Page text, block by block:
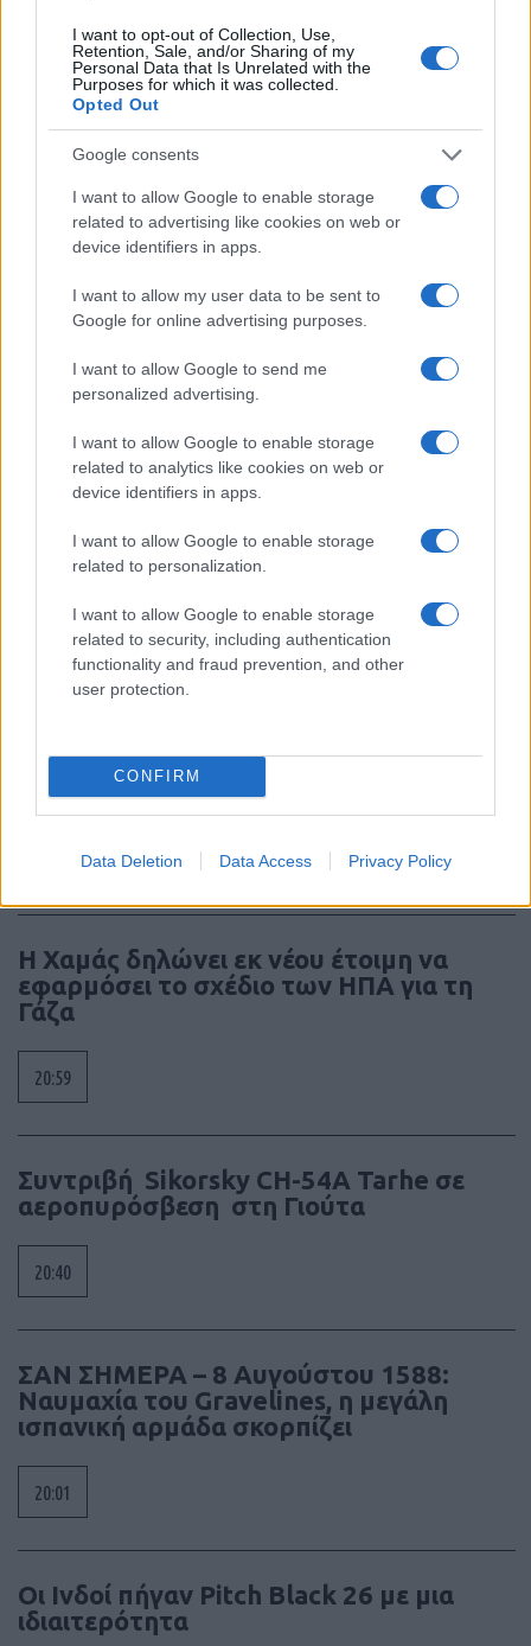
I want to opt-out of Collection, Use,
Retention, Sale, and/or Sharing of my
Personal Data that Is Unrelated with the
Purposes for which it was collected.
Opted Out
Google consents
I want to allow Google to enable storage
related to advertising like cookies on web or
device identifiers in apps.
I want to allow my user data to be sent to
Google for online advertising purposes.
I want to allow Google to send me
personalized advertising.
I want to allow Google to enable storage
related to analytics like cookies on web or
device identifiers in apps.
I want to allow Google to enable storage
related to personalization.
I want to allow Google to enable storage
related to security, including authentication
functionality and fraud prevention, and other
user protection.
CONFIRM
Data Deletion Data Access Privacy Policy
Ροή Ειδήσεων
Ευρωπαϊκή Επιτροπή: Επιταχύνει το
ευρωπαϊκές επικοινωνίες
Ρωσία – Ρυμουλκήθηκε σε τουρκικό
λιμάνι
Η Χαμάς δηλώνει εκ νέου έτοιμη να
εφαρμόσει το σχέδιο των ΗΠΑ για τη
Γάζα
20:59
Συντριβή Sikorsky CH-54A Tarhe σε
αεροπυρόσβεση στη Γιούτα
20:40
ΣΑΝ ΣΗΜΕΡΑ – 8 Αυγούστου 1588:
Ναυμαχία του Gravelines, η μεγάλη
ισπανική αρμάδα σκορπίζει
20:01
Οι Ινδοί πήγαν Pitch Black 26 με μια
ιδιαιτερότητα